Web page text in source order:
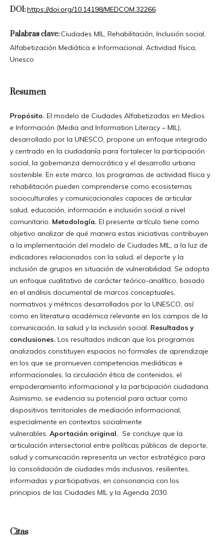
DOI:https://doi.org/10.14198/MEDCOM.32266
Palabras clave:Ciudades MIL, Rehabilitación, Inclusión social,
Alfabetización Mediática e Informacional, Actividad física,
Unesco
Resumen
Propósito. El modelo de Ciudades Alfabetizadas en Medios
e Información (Media and Information Literacy – MIL),
desarrollado por la UNESCO, propone un enfoque integrado
y centrado en la ciudadanía para fortalecer la participación
social, la gobernanza democrática y el desarrollo urbano
sostenible. En este marco, los programas de actividad física y
rehabilitación pueden comprenderse como ecosistemas
socioculturales y comunicacionales capaces de articular
salud, educación, información e inclusión social a nivel
comunitario. Metodología. El presente artículo tiene como
objetivo analizar de qué manera estas iniciativas contribuyen
a la implementación del modelo de Ciudades MIL, a la luz de
indicadores relacionados con la salud, el deporte y la
inclusión de grupos en situación de vulnerabilidad. Se adopta
un enfoque cualitativo de carácter teórico-analítico, basado
en el análisis documental de marcos conceptuales,
normativos y métricos desarrollados por la UNESCO, así
como en literatura académica relevante en los campos de la
comunicación, la salud y la inclusión social. Resultados y
conclusiones. Los resultados indican que los programas
analizados constituyen espacios no formales de aprendizaje
en los que se promueven competencias mediáticas e
informacionales, la circulación ética de contenidos, el
empoderamiento informacional y la participación ciudadana.
Asimismo, se evidencia su potencial para actuar como
dispositivos territoriales de mediación informacional,
especialmente en contextos socialmente
vulnerables. Aportación original. Se concluye que la
articulación intersectorial entre políticas públicas de deporte,
salud y comunicación representa un vector estratégico para
la consolidación de ciudades más inclusivas, resilientes,
informadas y participativas, en consonancia con los
principios de las Ciudades MIL y la Agenda 2030.
Citas